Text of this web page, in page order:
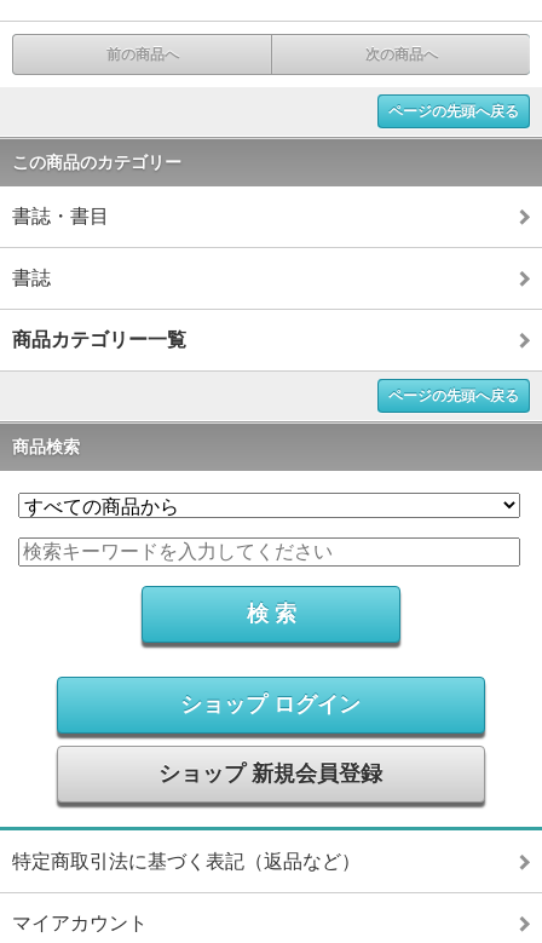
前の商品へ 次の商品へ
ページの先頭へ戻る
この商品のカテゴリー
書誌・書目
書誌
商品カテゴリー一覧
ページの先頭へ戻る
商品検索
ショップ ログイン
ショップ 新規会員登録
特定商取引法に基づく表記（返品など）
マイアカウント